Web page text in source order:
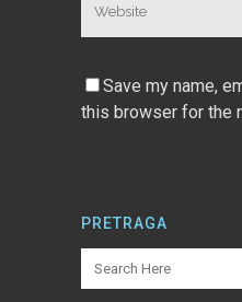
Save my name,
this browser for the
PRETRAGA